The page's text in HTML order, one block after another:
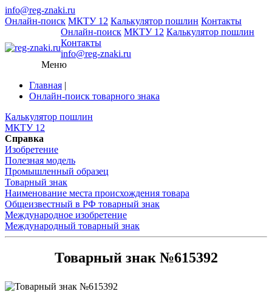
info@reg-znaki.ru
Онлайн-поиск МКТУ 12 Калькулятор пошлин Контакты
Онлайн-поиск МКТУ 12 Калькулятор пошлин
Контакты
info@reg-znaki.ru
Меню
Главная |
Онлайн-поиск товарного знака
Калькулятор пошлин
МКТУ 12
Справка
Изобретение
Полезная модель
Промышленный образец
Товарный знак
Наименование места происхождения товара
Общеизвестный в РФ товарный знак
Международное изобретение
Международный товарный знак
Товарный знак №615392